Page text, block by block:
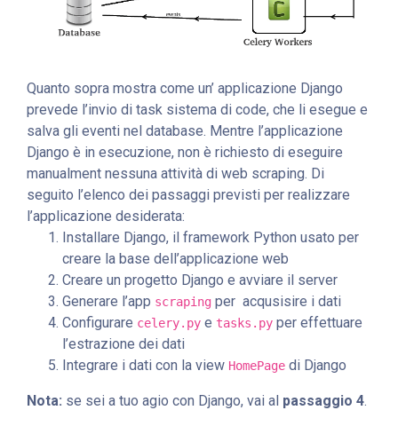
Quanto sopra mostra come un’ applicazione Django
prevede l’invio di task sistema di code, che li esegue e
salva gli eventi nel database. Mentre l’applicazione
Django è in esecuzione, non è richiesto di eseguire
manualment nessuna attività di web scraping. Di
seguito l’elenco dei passaggi previsti per realizzare
l’applicazione desiderata:
Installare Django, il framework Python usato per
creare la base dell’applicazione web
Creare un progetto Django e avviare il server
Generare l’app scraping per acqusisire i dati
Configurare celery.py e tasks.py per effettuare
l’estrazione dei dati
Integrare i dati con la view HomePage di Django
Nota: se sei a tuo agio con Django, vai al passaggio 4.